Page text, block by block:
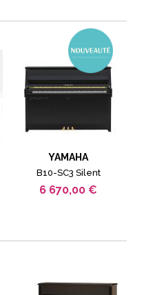
YAMAHA
B10-SC3 Silent
6 670,00 €